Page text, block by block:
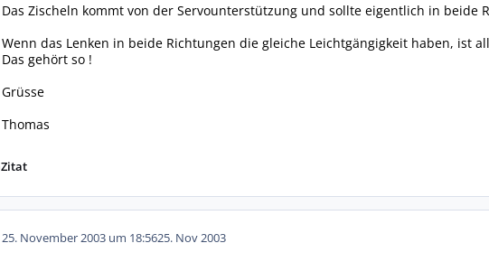
Das Zischeln kommt von der Servounterstützung und sollte eigentlich in beide
Wenn das Lenken in beide Richtungen die gleiche Leichtgängigkeit haben, ist
Das gehört so !
Grüsse
Thomas
Zitat
25. November 2003 um 18:5625. Nov 2003